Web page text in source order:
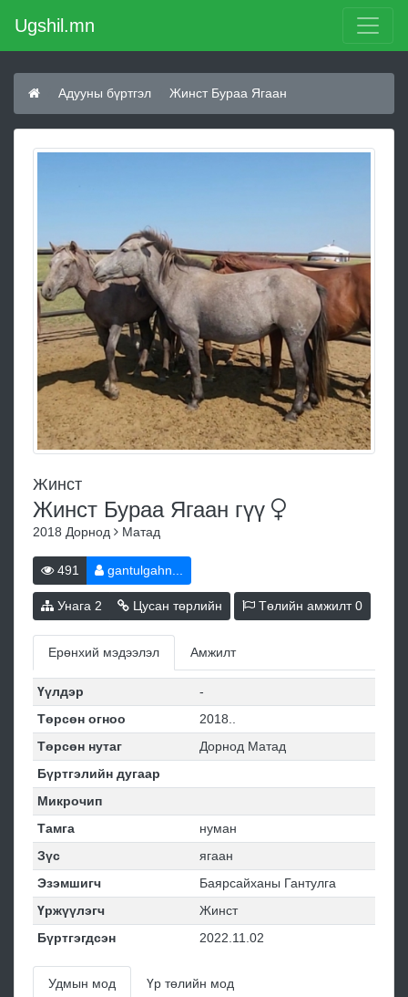
Ugshil.mn
Адууны бүртгэл Жинст Бураа Ягаан
Жинст
Жинст Бураа Ягаан гүү
2018 Дорнод Матад
491 gantulgahn...
Унага 2 Цусан төрлийн Төлийн амжилт0
Ерөнхий мэдээлэл Амжилт
Үүлдэр
-
Төрсөн огноо
2018..
Төрсөн нутаг
Дорнод Матад
Бүртгэлийн дугаар
Микрочип
Тамга
нуман
Зүс
ягаан
Эзэмшигч
Баярсайханы Гантулга
Үржүүлэгч
Жинст
Бүртгэгдсэн
2022.11.02
Удмын мод Үр төлийн мод